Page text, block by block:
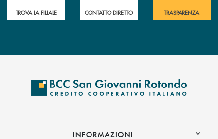
TROVA LA FILIALE CONTATTO DIRETTO TRASPARENZA
INFORMAZIONI